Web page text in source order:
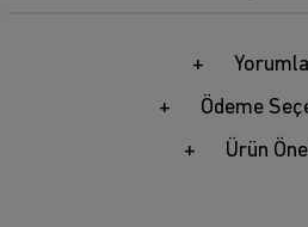
Ödeme
Ürün